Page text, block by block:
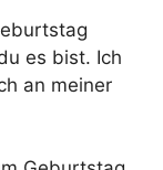
es bist. Ich
an meiner